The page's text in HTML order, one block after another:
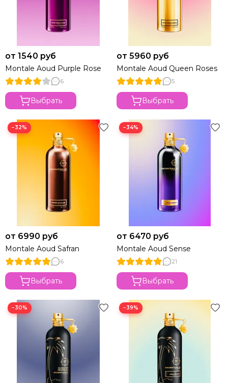
от 1540 руб
Montale Aoud Purple Rose
6
Выбрать
от 5960 руб
Montale Aoud Queen Roses
5
Выбрать
−32%
от 6990 руб
Montale Aoud Safran
6
Выбрать
−34%
от 6470 руб
Montale Aoud Sense
21
Выбрать
−30% −39%